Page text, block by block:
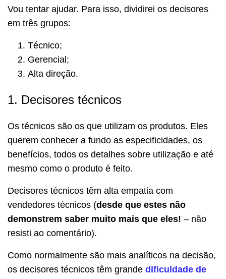
Vou tentar ajudar. Para isso, dividirei os decisores
em três grupos:
Técnico;
Gerencial;
Alta direção.
1. Decisores técnicos
Os técnicos são os que utilizam os produtos. Eles
querem conhecer a fundo as especificidades, os
benefícios, todos os detalhes sobre utilização e até
mesmo como o produto é feito.
Decisores técnicos têm alta empatia com
vendedores técnicos (desde que estes não
demonstrem saber muito mais que eles! – não
resisti ao comentário).
Como normalmente são mais analíticos na decisão,
os decisores técnicos têm grande dificuldade de